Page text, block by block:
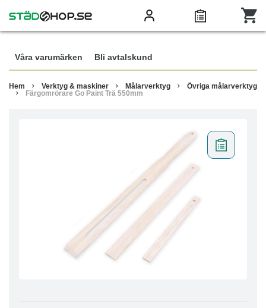
Våra varumärken Bli avtalskund
Hem Verktyg & maskiner Målarverktyg
Övriga målarverktyg
Färgomrörare Go Paint Trä 550mm